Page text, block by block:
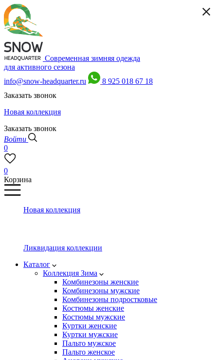
Современная зимняя одежда
для активного сезона
info@snow-headquarter.ru
8 925 018 67 18
Заказать звонок
Новая коллекция
Заказать звонок
Войти
0
0
Корзина
Новая коллекция
Ликвидация коллекции
Каталог
Коллекция Зима
Комбинезоны женские
Комбинезоны мужские
Комбинезоны подростковые
Костюмы женские
Костюмы мужские
Куртки женские
Куртки мужские
Пальто мужское
Пальто женское